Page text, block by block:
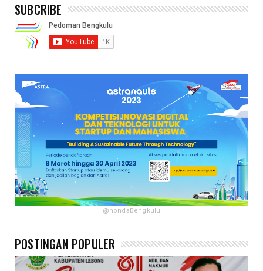
SUBCRIBE
@hondaBengkulu
POSTINGAN POPULER